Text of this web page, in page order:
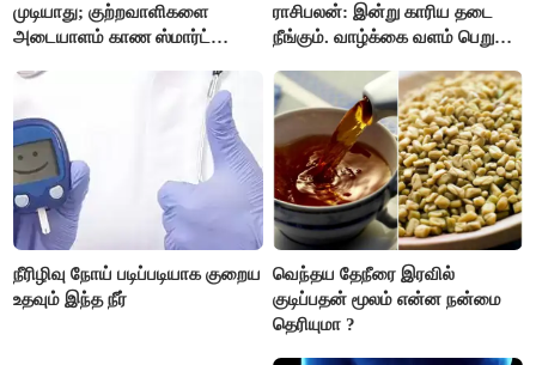
முடியாது; குற்றவாளிகளை
அடையாளம் காண ஸ்மார்ட்
ராசிபலன்: இன்று காரிய தடை
நீங்கும். வாழ்க்கை வளம் பெறும்.
எடைபோடுவது நல்லது..!
நீரிழிவு நோய் படிப்படியாக குறைய
உதவும் இந்த நீர்
வெந்தய தேநீரை இரவில்
குடிப்பதன் மூலம் என்ன நன்மை
தெரியுமா ?